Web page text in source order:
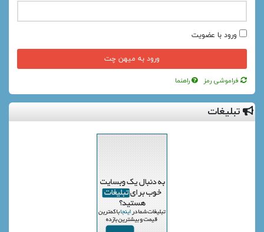
ورود با عضویت
فراموشی رمز راهنما
تبلیغات